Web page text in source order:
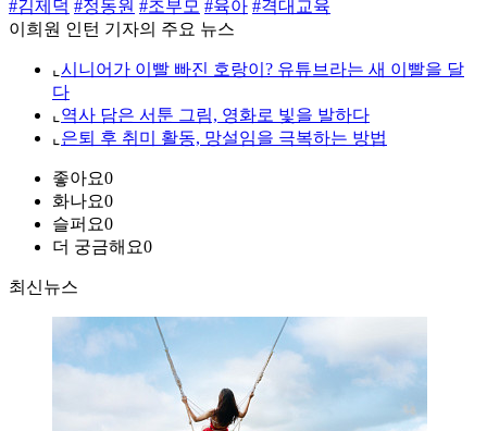
#김제덕 #정동원 #조부모 #육아 #격대교육
이희원 인턴 기자의 주요 뉴스
⌞ 시니어가 이빨 빠진 호랑이? 유튜브라는 새 이빨을 달
다
⌞ 역사 담은 서툰 그림, 영화로 빛을 발하다
⌞ 은퇴 후 취미 활동, 망설임을 극복하는 방법
좋아요0
화나요0
슬퍼요0
더 궁금해요0
최신뉴스